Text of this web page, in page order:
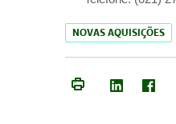
NOVAS AQUISIÇÕES